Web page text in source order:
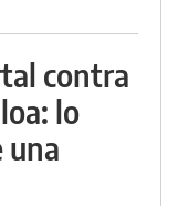
contra
lo
una